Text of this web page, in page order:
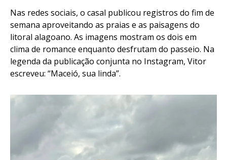
Nas redes sociais, o casal publicou registros do fim de
semana aproveitando as praias e as paisagens do
litoral alagoano. As imagens mostram os dois em
clima de romance enquanto desfrutam do passeio. Na
legenda da publicação conjunta no Instagram, Vitor
escreveu: “Maceió, sua linda”.